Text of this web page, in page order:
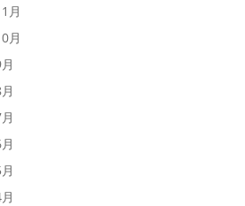
月
月